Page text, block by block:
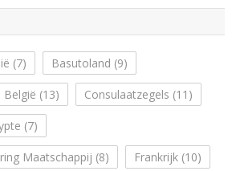
(7) Basutoland (9)
België (13) Consulaatzegels (11)
(7)
Maatschappij (8) Frankrijk(10)